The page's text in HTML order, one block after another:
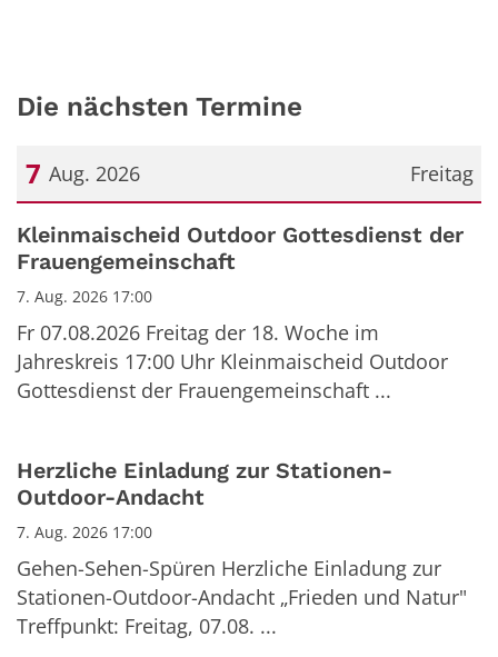
Die nächsten Termine
Freitag
7 Aug. 2026
Datum: 7. August 2026
Kleinmaischeid Outdoor Gottesdienst der
Frauengemeinschaft
7. Aug. 2026 17:00
Fr 07.08.2026 Freitag der 18. Woche im
Jahreskreis 17:00 Uhr Kleinmaischeid Outdoor
Gottesdienst der Frauengemeinschaft ...
Herzliche Einladung zur Stationen-
Outdoor-Andacht
7. Aug. 2026 17:00
Gehen-Sehen-Spüren Herzliche Einladung zur
Stationen-Outdoor-Andacht „Frieden und Natur"
Treffpunkt: Freitag, 07.08. ...